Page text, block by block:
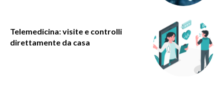
Telemedicina: visite e controlli
direttamente da casa